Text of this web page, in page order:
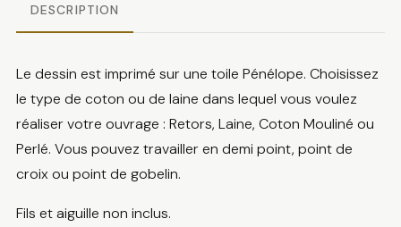
DESCRIPTION
Le dessin est imprimé sur une toile Pénélope. Choisissez
le type de coton ou de laine dans lequel vous voulez
réaliser votre ouvrage : Retors, Laine, Coton Mouliné ou
Perlé. Vous pouvez travailler en demi point, point de
croix ou point de gobelin.
Fils et aiguille non inclus.